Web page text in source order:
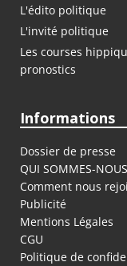
L'édito politique
L'invité politique
Les courses
pronostics
Informations
Dossier de presse
QUI SOMMES-
Comment nous
Publicité
Mentions Légales
CGU
Politique de